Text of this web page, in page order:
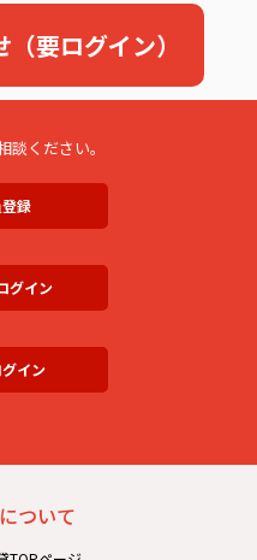
要ログイン）
ください。
録
グイン
イン
ついて